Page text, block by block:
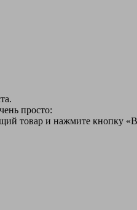
просто:
товар и нажмите кнопку